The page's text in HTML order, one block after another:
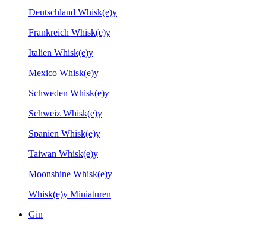
Deutschland Whisk(e)y
Frankreich Whisk(e)y
Italien Whisk(e)y
Mexico Whisk(e)y
Schweden Whisk(e)y
Schweiz Whisk(e)y
Spanien Whisk(e)y
Taiwan Whisk(e)y
Moonshine Whisk(e)y
Whisk(e)y Miniaturen
Gin